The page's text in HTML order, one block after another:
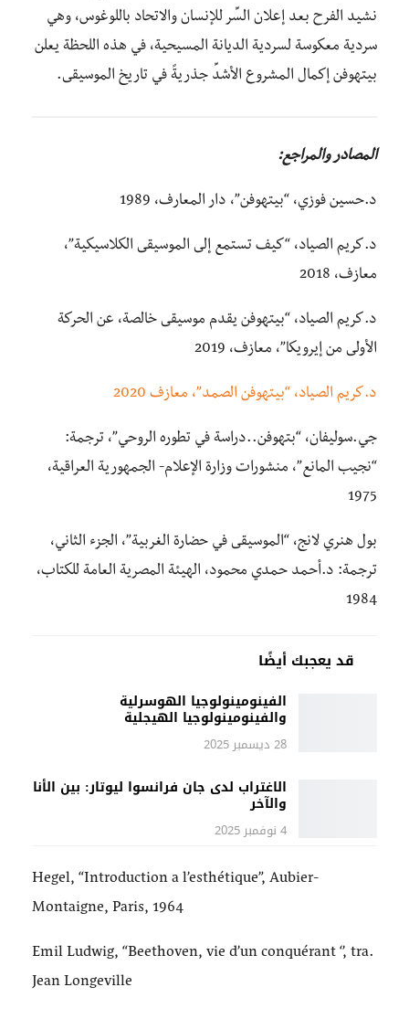
نشيد الفرح بعد إعلان السِّر للإنسان والاتحاد باللوغوس، وهي
سردية معكوسة لسردية الديانة المسيحية، في هذه اللحظة يعلن
بيتهوفن إكمال المشروع الأشدِّ جذريةً في تاريخ الموسيقى.
المصادر والمراجع:
د.حسين فوزي، “بيتهوفن”، دار المعارف، 1989
د.كريم الصياد، “كيف تستمع إلى الموسيقى الكلاسيكية”،
معازف، 2018
د.كريم الصياد، “بيتهوفن يقدم موسيقى خالصة، عن الحركة
الأولى من إيرويكا”، معازف، 2019
د.كريم الصياد، “بيتهوفن الصمد”، معازف 2020
جي.سوليفان، “بتهوفن..دراسة في تطوره الروحي”، ترجمة:
“نجيب المانع”، منشورات وزارة الإعلام- الجمهورية العراقية،
1975
بول هنري لانج، “الموسيقى في حضارة الغربية”، الجزء الثاني،
ترجمة: د.أحمد حمدي محمود، الهيئة المصرية العامة للكتاب،
1984
قد يعجبك أيضًا
الفينومينولوجيا الهوسرلية
والفينومينولوجيا الهيجلية
28 ديسمبر 2025
الاغتراب لدى جان فرانسوا ليوتار: بين الأنا
والآخر
4 نوفمبر 2025
Hegel, “Introduction a l’esthétique”, Aubier-
Montaigne, Paris, 1964
Emil Ludwig, “Beethoven, vie d’un conquérant ‘’, tra.
Jean Longeville